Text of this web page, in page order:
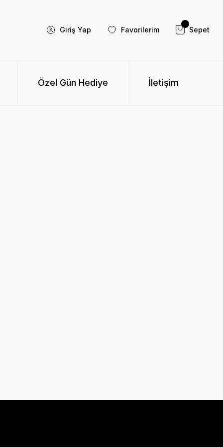
Giriş Yap Favorilerim Sepet
Özel Gün Hediye İletişim